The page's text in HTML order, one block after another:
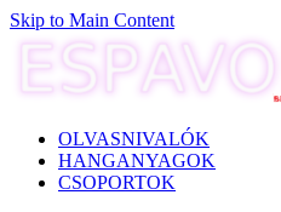
Skip to Main Content
OLVASNIVALÓK
HANGANYAGOK
CSOPORTOK